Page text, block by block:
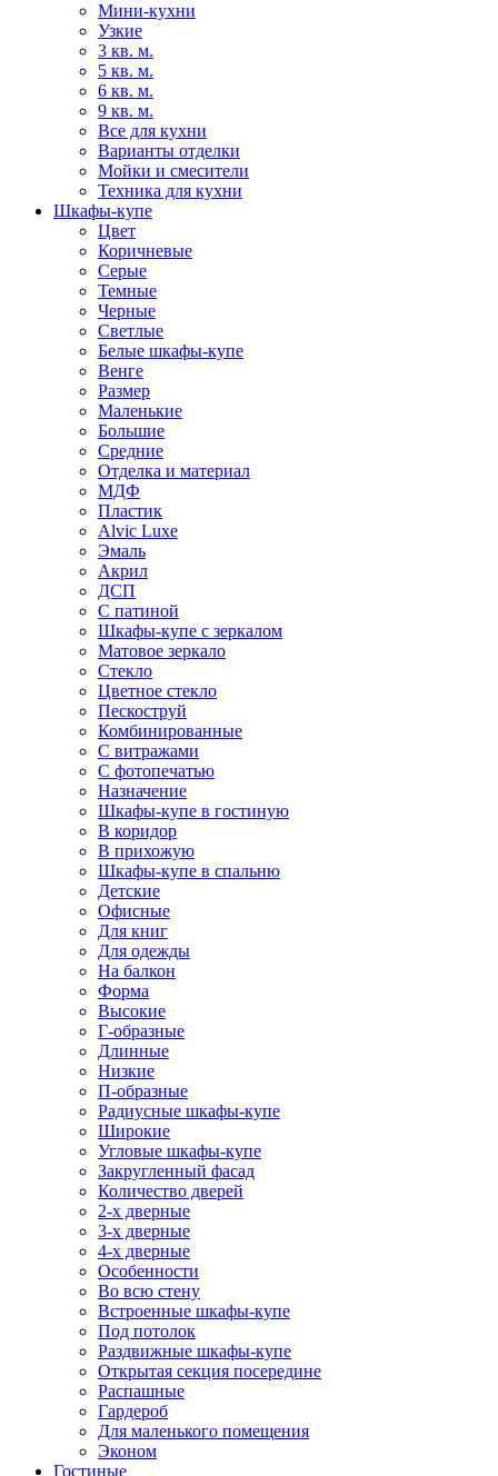
Мини-кухни
Узкие
3 кв. м.
5 кв. м.
6 кв. м.
9 кв. м.
Все для кухни
Варианты отделки
Мойки и смесители
Техника для кухни
Шкафы-купе
Цвет
Коричневые
Серые
Темные
Черные
Светлые
Белые шкафы-купе
Венге
Размер
Маленькие
Большие
Средние
Отделка и материал
МДФ
Пластик
Alvic Luxe
Эмаль
Акрил
ДСП
С патиной
Шкафы-купе с зеркалом
Матовое зеркало
Стекло
Цветное стекло
Пескоструй
Комбинированные
С витражами
С фотопечатью
Назначение
Шкафы-купе в гостиную
В коридор
В прихожую
Шкафы-купе в спальню
Детские
Офисные
Для книг
Для одежды
На балкон
Форма
Высокие
Г-образные
Длинные
Низкие
П-образные
Радиусные шкафы-купе
Широкие
Угловые шкафы-купе
Закругленный фасад
Количество дверей
2-х дверные
3-х дверные
4-х дверные
Особенности
Во всю стену
Встроенные шкафы-купе
Под потолок
Раздвижные шкафы-купе
Открытая секция посередине
Распашные
Гардероб
Для маленького помещения
Эконом
Гостиные